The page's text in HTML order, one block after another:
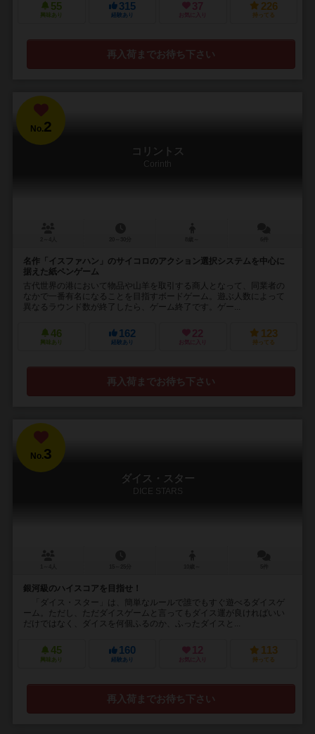
55
興味あり
315
経験あり
37
お気に入り
226
持ってる
再入荷までお待ち下さい
No.2
コリントス
Corinth
名作「イスファハン」のサイコロのアクション選択システムを中心に
据えた紙ペンゲーム
古代世界の港において物品や山羊を取引する商人となって、同業者の
なかで一番有名になることを目指すボードゲーム。遊ぶ人数によって
異なるラウンド数が終了したら、ゲーム終了です。ゲー...
46
興味あり
162
経験あり
22
お気に入り
123
持ってる
再入荷までお待ち下さい
No.3
ダイス・スター
DICE STARS
銀河級のハイスコアを目指せ！
「ダイス・スター」は、簡単なルールで誰でもすぐ遊べるダイスゲ
ーム。ただし、ただダイスゲームと言ってもダイス運が良ければいい
だけではなく、ダイスを何個ふるのか、ふったダイスと...
45
興味あり
160
経験あり
12
お気に入り
113
持ってる
再入荷までお待ち下さい